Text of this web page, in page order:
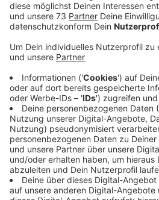
Microsoft nimmt
Kontakt mit Euch auf!
Anzeige
Auch ein Mann aus Velen kam
das angebliche Update
Mitarbeiters am Telefon
Leider. Die Kaution war in Form
Karten dann auch schnell
der Weitergabe des Codes